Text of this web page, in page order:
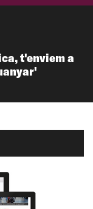
t'enviem a